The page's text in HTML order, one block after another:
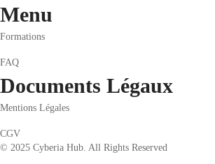
Menu
Formations
FAQ
Documents Légaux
Mentions Légales
CGV
© 2025 Cyberia Hub. All Rights Reserved